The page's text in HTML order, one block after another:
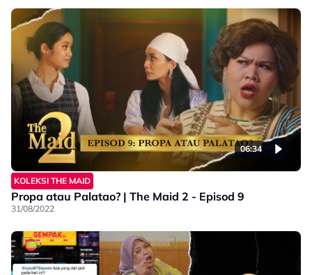
06:34
KOLEKSI THE MAID
Propa atau Palatao? | The Maid 2 - Episod 9
31/08/2022